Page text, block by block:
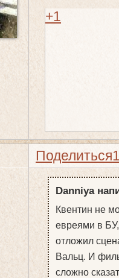
+1
Поделиться
Danniya
Квентин не
евреями в
отложил
Вальц. И
сложно